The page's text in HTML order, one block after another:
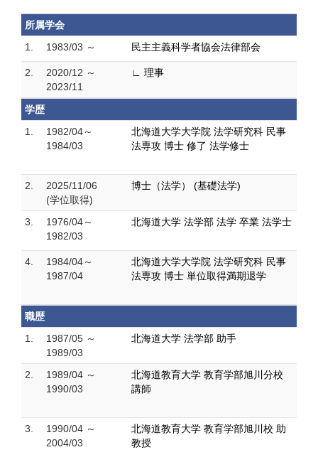
所属学会
1.
1983/03 ～ 民主主義科学者協会法律部会
2.
2020/12 ～
2023/11
∟ 理事
学歴
1.
1982/04～
1984/03
北海道大学大学院 法学研究科 民事
法専攻 博士 修了 法学修士
2.
2025/11/06
(学位取得)
博士（法学） (基礎法学)
3.
1976/04～
1982/03
北海道大学 法学部 法学 卒業 法学士
4.
1984/04～
1987/04
北海道大学大学院 法学研究科 民事
法専攻 博士 単位取得満期退学
職歴
1.
1987/05 ～
1989/03
北海道大学 法学部 助手
2.
1989/04 ～
1990/03
北海道教育大学 教育学部旭川分校
講師
3.
1990/04 ～
2004/03
北海道教育大学 教育学部旭川校 助
教授